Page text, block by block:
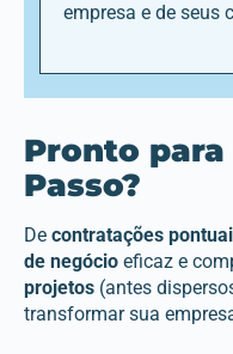
empresa e de seus
Pronto
Passo?
De contratações
de negócio eficaz e
projetos (antes
transformar sua